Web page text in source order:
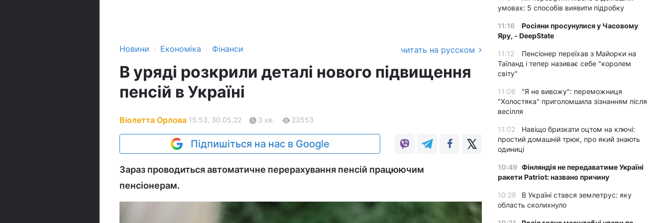
Новини › Економіка › Фінанси читать на русском
В уряді розкрили деталі нового підвищення
пенсій в Україні
Віолетта Орлова 15:53, 30.05.22 3 хв. 23553
Підпишіться на нас в Google
Зараз проводиться автоматичне перерахування пенсій працюючим
пенсіонерам.
умовах: 5 способів виявити підробку
11:16
Росіяни просунулися у Часовому
Яру, - DeepState
11:12
Пенсіонер переїхав з Майорки на
Таїланд і тепер називає себе "королем
світу"
11:06
"Я не вивожу": переможниця
"Холостяка" приголомшила зізнанням після
весілля
11:02
Навіщо бризкати оцтом на ключі:
простий домашній трюк, про який знають
одиниці
10:49 Фінляндія не передаватиме Україні
ракети Patriot: названо причину
10:28
В Україні стався землетрус: яку
область сколихнуло